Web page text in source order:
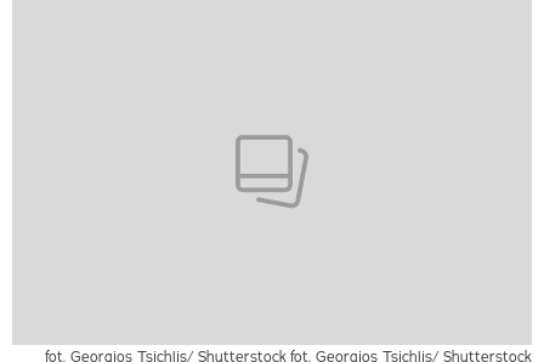
fot. Georgios Tsichlis/ Shutterstock fot. Georgios Tsichlis/ Shutterstock